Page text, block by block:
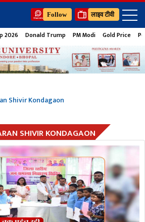
Follow लाइव टीवी
2026 Donald Trump PM Modi Gold Price
Shivir Kondagaon
SHIVIR KONDAGAON